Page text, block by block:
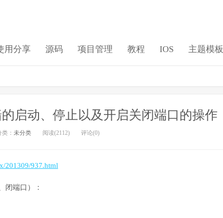
用分享 源码 项目管理 教程 IOS 主题模板
的启动、停止以及开启关闭端口的操作
类： 未分类 阅读(2112) 评论(0)
201309/937.html
闭端口）：